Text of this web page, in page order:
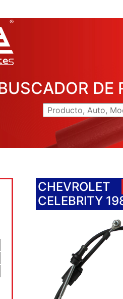
DE
CHEVROLET
CELEBRITY